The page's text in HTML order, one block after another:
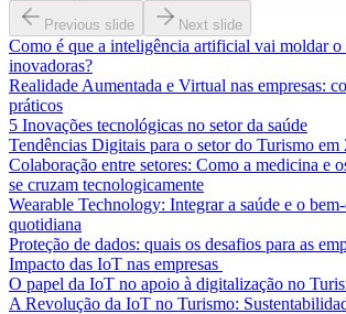
Previous slide Next slide
Como é que a inteligência artificial vai moldar o
inovadoras?
Realidade Aumentada e Virtual nas empresas:
práticos
5 Inovações tecnológicas no setor da saúde
Tendências Digitais para o setor do Turismo em
Colaboração entre setores: Como a medicina e
se cruzam tecnologicamente
Wearable Technology: Integrar a saúde e o
quotidiana
Proteção de dados: quais os desafios para as
Impacto das IoT nas empresas
O papel da IoT no apoio à digitalização no
A Revolução da IoT no Turismo: